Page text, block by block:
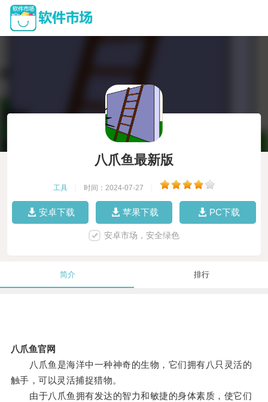
八爪鱼最新版
工具 时间：2024-07-27
安卓下载 苹果下载 PC下载
安卓市场，安全绿色
简介 排行
八爪鱼官网
八爪鱼是海洋中一种神奇的生物，它们拥有八只灵活的
触手，可以灵活捕捉猎物。
由于八爪鱼拥有发达的智力和敏捷的身体素质，使它们